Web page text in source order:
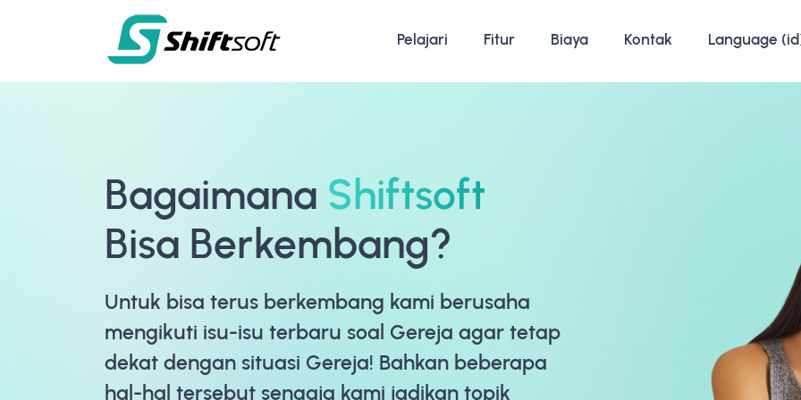
Pelajari Fitur Biaya Kontak Language
Bagaimana Shiftsoft
Bisa Berkembang?
Untuk bisa terus berkembang kami berusaha
mengikuti isu-isu terbaru soal Gereja agar tetap
dekat dengan situasi Gereja! Bahkan beberapa
hal-hal tersebut sengaja kami jadikan topik